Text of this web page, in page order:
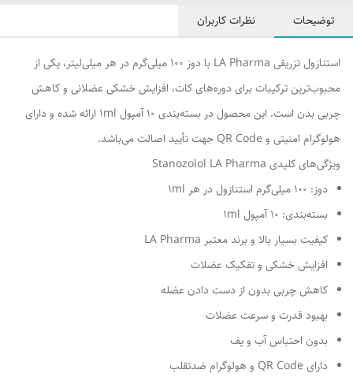
توضیحات نظرات کاربران
استنازول تزریقی LA Pharma با دوز 100 میلی‌گرم در هر میلی‌لیتر، یکی از
محبوب‌ترین ترکیبات برای دوره‌های کات، افزایش خشکی عضلانی و کاهش
چربی بدن است. این محصول در بسته‌بندی 10 آمپول 1ml ارائه شده و دارای
هولوگرام امنیتی و QR Code جهت تأیید اصالت می‌باشد.
ویژگی‌های کلیدی Stanozolol LA Pharma
دوز: 100 میلی‌گرم استنازول در هر 1ml
بسته‌بندی: 10 آمپول 1ml
کیفیت بسیار بالا و برند معتبر LA Pharma
افزایش خشکی و تفکیک عضلات
کاهش چربی بدون از دست دادن عضله
بهبود قدرت و سرعت عضلات
بدون احتباس آب و پف
دارای QR Code و هولوگرام ضدتقلب